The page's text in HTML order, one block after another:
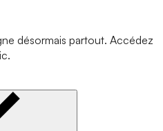
désormais partout. Accédez